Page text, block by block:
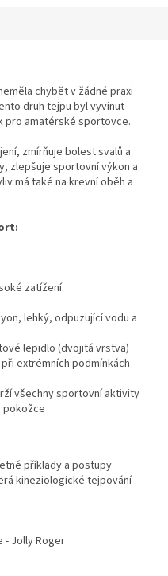
chybět v žádné praxi
druh tejpu byl vyvinut
pro amatérské sportovce.
zmírňuje bolest svalů a
zlepšuje sportovní výkon a
má také na krevní oběh a
zatížení
lehký, odpuzující vodu a
lepidlo (dvojitá vrstva)
extrémních podmínkách
všechny sportovní aktivity
pokožce
příklady a postupy
kineziologické tejpování
- Jolly Roger